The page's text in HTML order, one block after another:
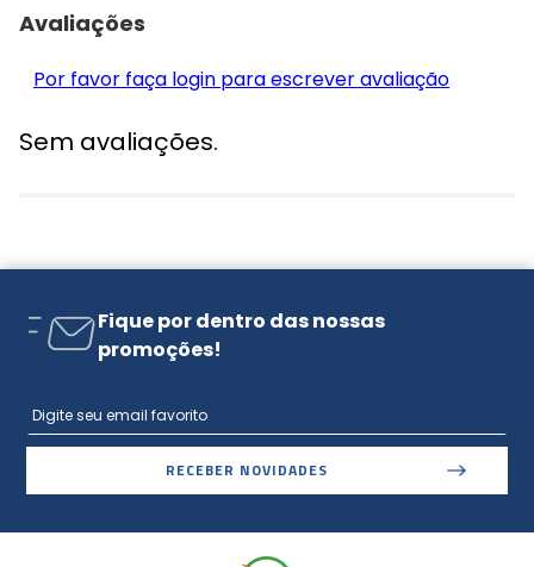
Avaliações
Por favor faça login para escrever avaliação
Sem avaliações.
Fique por dentro das nossas
promoções!
RECEBER NOVIDADES